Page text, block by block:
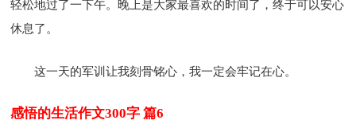
轻松地过了一下午。晚上是大家最喜欢的时间了，终于可以安心
休息了。
这一天的军训让我刻骨铭心，我一定会牢记在心。
感悟的生活作文300字 篇6